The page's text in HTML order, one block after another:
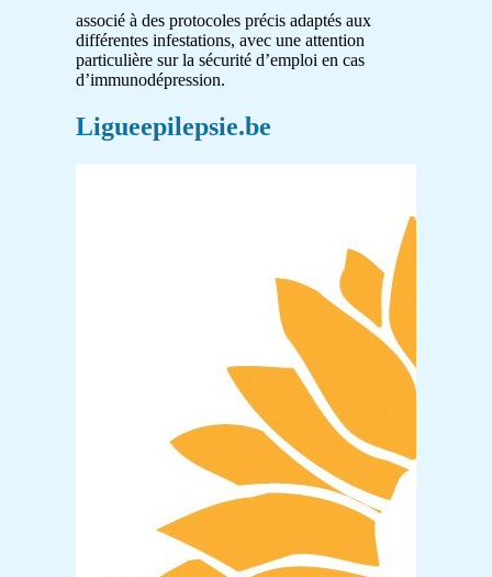
associé à des protocoles précis adaptés aux
différentes infestations, avec une attention
particulière sur la sécurité d’emploi en cas
d’immunodépression.
Ligueepilepsie.be